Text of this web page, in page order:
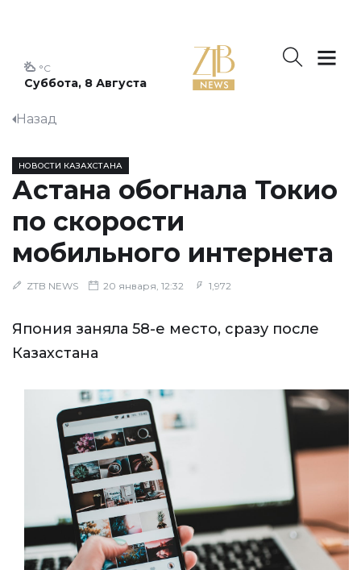
Суббота, 8 Августа
°C
Назад
НОВОСТИ КАЗАХСТАНА
Астана обогнала Токио
по скорости
мобильного интернета
ZTB NEWS 20 января, 12:32 1,972
Япония заняла 58-е место, сразу после
Казахстана